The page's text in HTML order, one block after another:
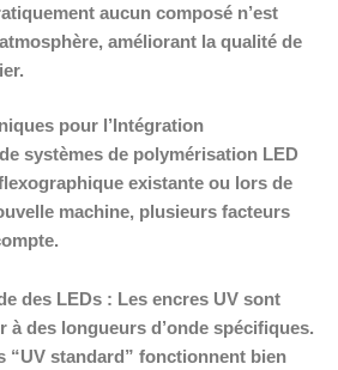
aucun composé n’est
améliorant la qualité de
pour l’Intégration
systèmes de polymérisation LED
existante ou lors de
machine, plusieurs facteurs
des LEDs : Les encres UV sont
à des longueurs d’onde spécifiques.
“UV standard” fonctionnent bien